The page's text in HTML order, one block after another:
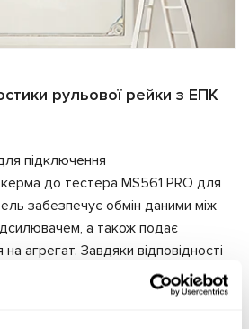
рульової рейки з ЕПК
підключення
до тестера MS561 PRO для
забезпечує обмін даними між
а також подає
агрегат. Завдяки відповідності
забезпечується